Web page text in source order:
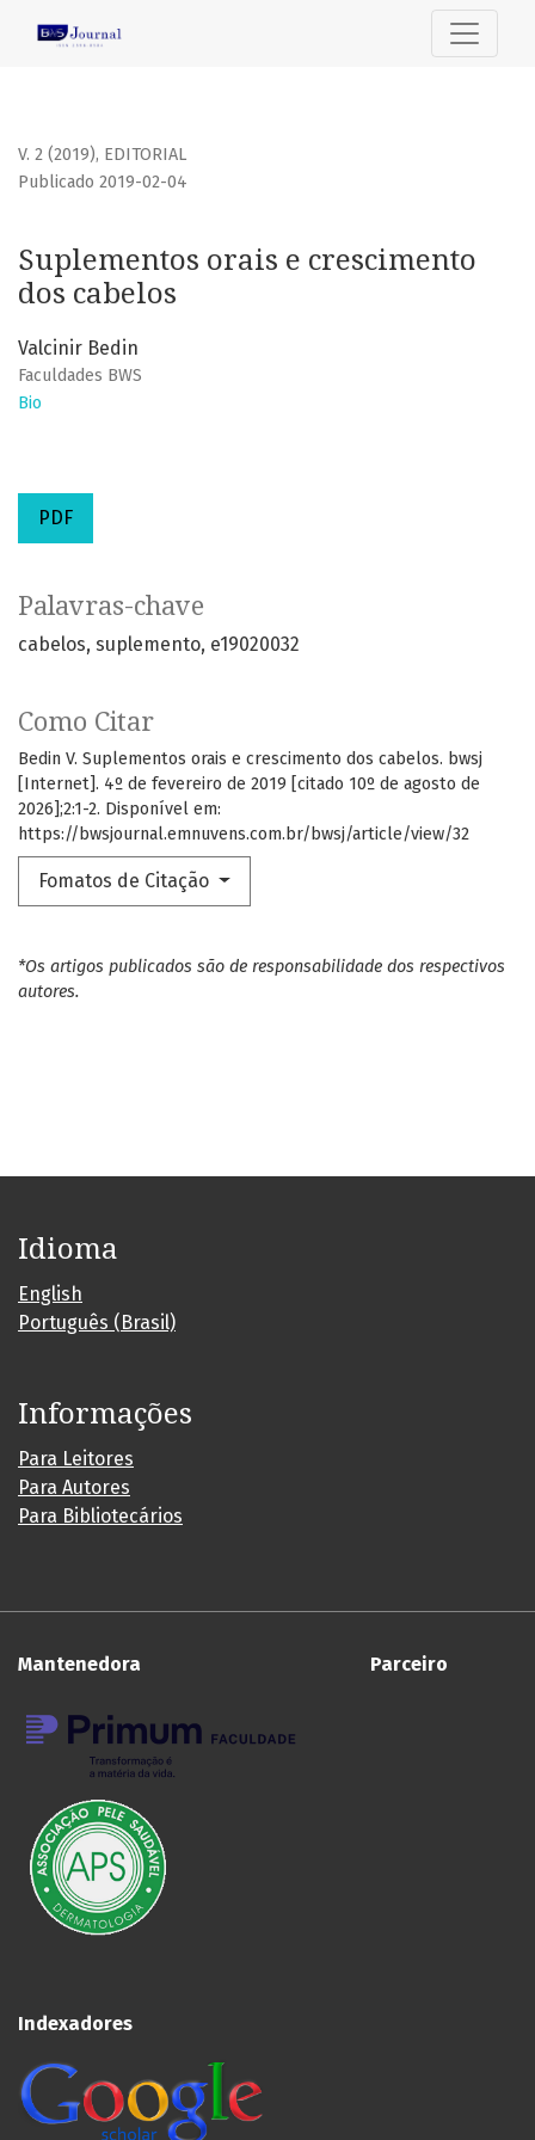
V. 2 (2019), EDITORIAL
Suplementos orais e crescimento
dos cabelos
Publicado 2019-02-04
Valcinir Bedin
Faculdades BWS
Bio
PDF
Palavras-chave
cabelos suplemento e19020032
Como Citar
Bedin V. Suplementos orais e crescimento dos cabelos. bwsj
[Internet]. 4º de fevereiro de 2019 [citado 10º de agosto de
2026];2:1-2. Disponível em:
https://bwsjournal.emnuvens.com.br/bwsj/article/view/32
Fomatos de Citação
*Os artigos publicados são de responsabilidade dos respectivos
autores.
Idioma
English
Português (Brasil)
Informações
Para Leitores
Para Autores
Para Bibliotecários
Mantenedora Parceiro
Indexadores